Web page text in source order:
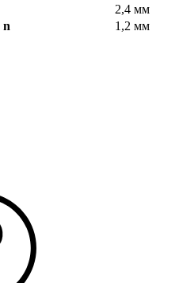
2,4 мм
n 1,2 мм